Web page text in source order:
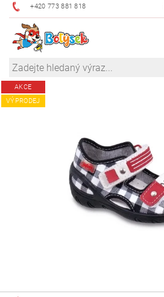
+420 773 881 818
AKCE
VÝPRODEJ